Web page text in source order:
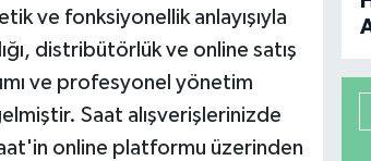
ve fonksiyonellik anlayışıyla
distribütörlük ve online satış
ve profesyonel yönetim
Saat alışverişlerinizde
online platformu üzerinden